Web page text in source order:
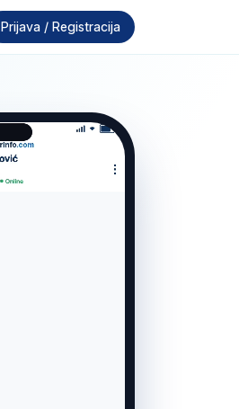
Prijava / Registracija